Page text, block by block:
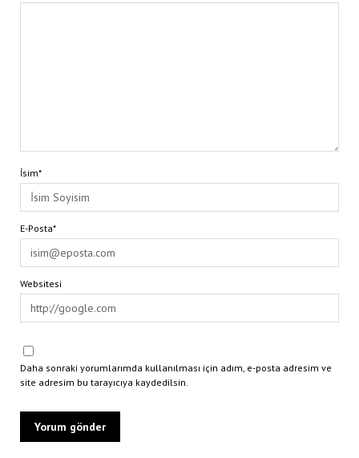
İsim*
E-Posta*
Websitesi
Daha sonraki yorumlarımda kullanılması için adım, e-posta adresim ve
site adresim bu tarayıcıya kaydedilsin.